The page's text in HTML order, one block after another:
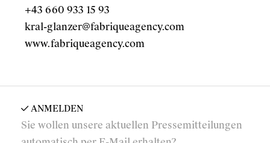
+43 660 933 15 93
kral-glanzer@fabriqueagency.com
www.fabriqueagency.com
ANMELDEN
Sie wollen unsere aktuellen Pressemitteilungen